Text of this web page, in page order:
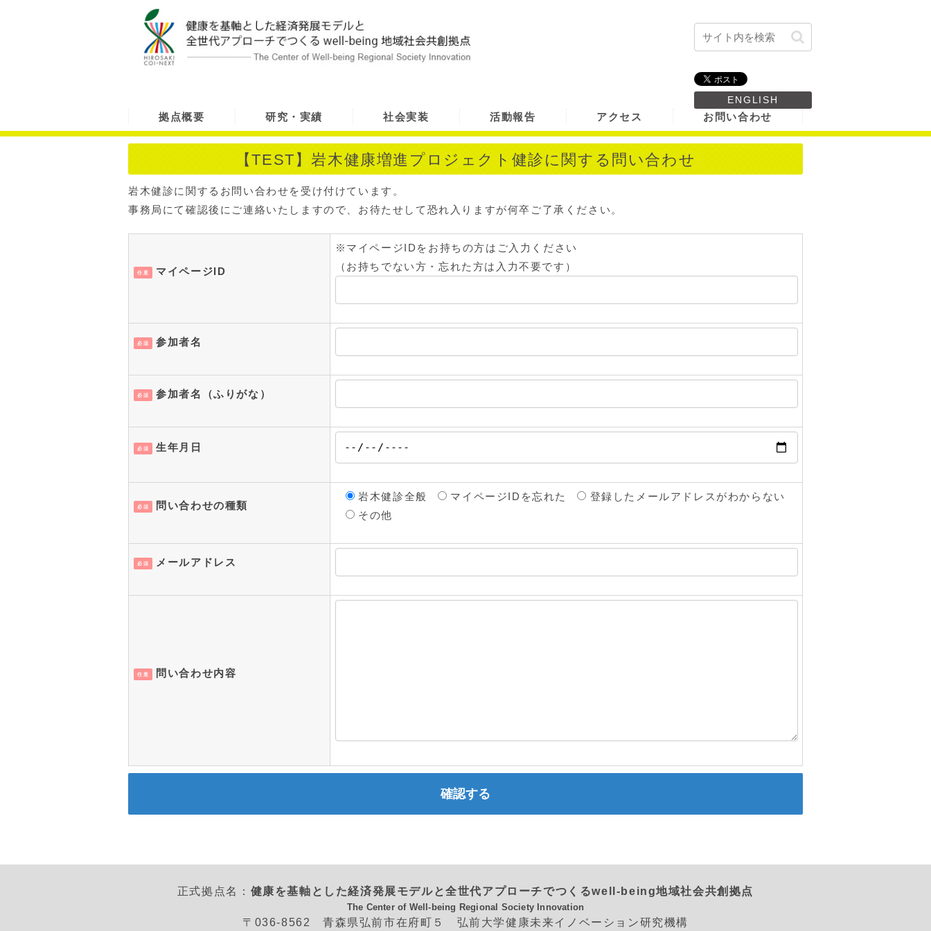
ENGLISH
拠点概要 研究・実績 社会実装 活動報告 アクセス お問い合わせ
【TEST】岩木健康増進プロジェクト健診に関する問い合わせ
岩木健診に関するお問い合わせを受け付けています。
事務局にて確認後にご連絡いたしますので、お待たせして恐れ入りますが何卒ご了承ください。
任意 マイページID
※マイページIDをお持ちの方はご入力ください​
（お持ちでない方・忘れた方は入力不要です）​
必須 参加者名
必須 参加者名（ふりがな）
必須 生年月日
必須 問い合わせの種類
岩木健診全般 マイページIDを忘れた
登録したメールアドレスがわからない
その他
必須 メールアドレス
任意 問い合わせ内容
正式拠点名： 健康を基軸とした経済発展モデルと全世代アプローチでつくるwell-being地域社会共創拠点
The Center of Well-being Regional Society Innovation
〒036-8562 青森県弘前市在府町５ 弘前大学健康未来イノベーション研究機構